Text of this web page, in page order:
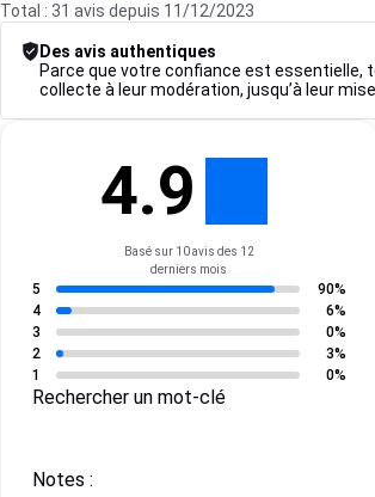
Total : 31 avis depuis 11/12/2023
Des avis authentiques
Parce que votre confiance est essentielle,
collecte à leur modération, jusqu’à leur
4.9
Basé sur 10 avis des 12
derniers mois
5
90%
4
6%
3
0%
2
3%
1
0%
Rechercher un mot-clé
Notes :